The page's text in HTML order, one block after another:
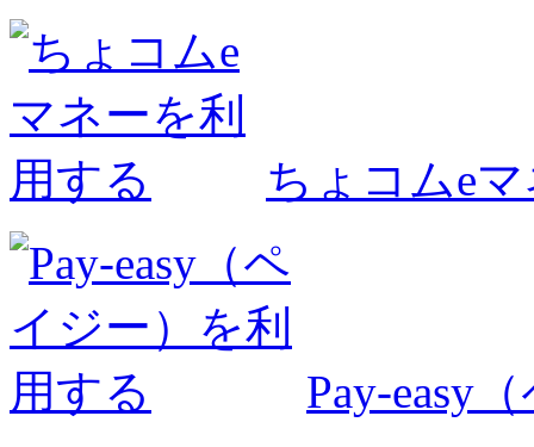
ちょコムe
Pay-easy